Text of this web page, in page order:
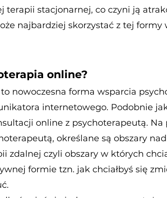
terapii stacjonarnej, co czyni ją
najbardziej skorzystać z tej
online?
nowoczesna forma wsparcia
internetowego. Podobnie
online z psychoterapeutą.
określane są obszary
zdalnej czyli obszary w których
formie tzn. jak chciałbyś się